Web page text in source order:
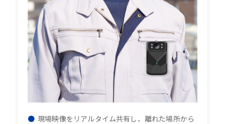
現場映像をリアルタイム共有し、離れた場所から